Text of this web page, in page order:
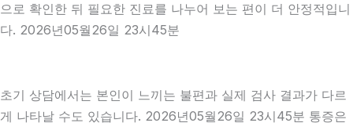
으로 확인한 뒤 필요한 진료를 나누어 보는 편이 더 안정적입니
다. 2026년05월26일 23시45분
초기 상담에서는 본인이 느끼는 불편과 실제 검사 결과가 다르
게 나타날 수도 있습니다. 2026년05월26일 23시45분 통증은